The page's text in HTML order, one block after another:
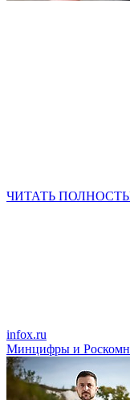
ЧИТАТЬ
infox.ru
Минцифры и